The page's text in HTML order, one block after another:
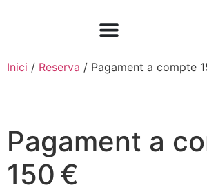
Inici / Reserva / Pagament a compte
Pagament a
150 €